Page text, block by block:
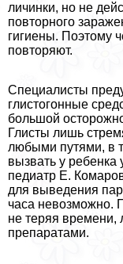
личинки, но не
повторного
гигиены. Поэтому
повторяют.
Специалисты
глистогонные
большой
Глисты лишь
любыми путями, в
вызвать у ребенка
педиатр Е.
для выведения
часа невозможно.
не теряя времени,
препаратами.